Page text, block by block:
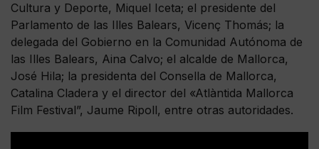
Cultura y Deporte, Miquel Iceta; el presidente del
Parlamento de las Illes Balears, Vicenç Thomás; la
delegada del Gobierno en la Comunidad Autónoma de
las Illes Balears, Aina Calvo; el alcalde de Mallorca,
José Hila; la presidenta del Consella de Mallorca,
Catalina Cladera y el director del «Atlàntida Mallorca
Film Festival”, Jaume Ripoll, entre otras autoridades.